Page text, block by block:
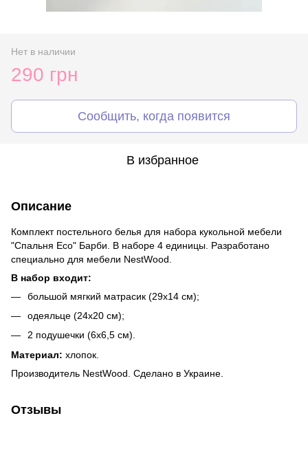
Нет в наличии
290 грн
Сообщить, когда появится
В избранное
Описание
Комплект постельного белья для набора кукольной мебели
"Спальня Eco" Барби. В наборе 4 единицы. Разработано
специально для мебели NestWood.
В набор входит:
большой мягкий матрасик (29х14 см);
одеяльце (24х20 см);
2 подушечки (6х6,5 см).
Материал: хлопок.
Производитель NestWood. Сделано в Украине.
Отзывы